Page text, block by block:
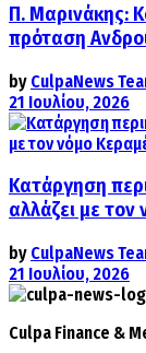
Π. Μαρινάκης:
πρόταση
by CulpaNews
21 Ιουλίου, 2026
Κατάργηση
αλλάζει με
by CulpaNews
21 Ιουλίου, 2026
Culpa Finance &